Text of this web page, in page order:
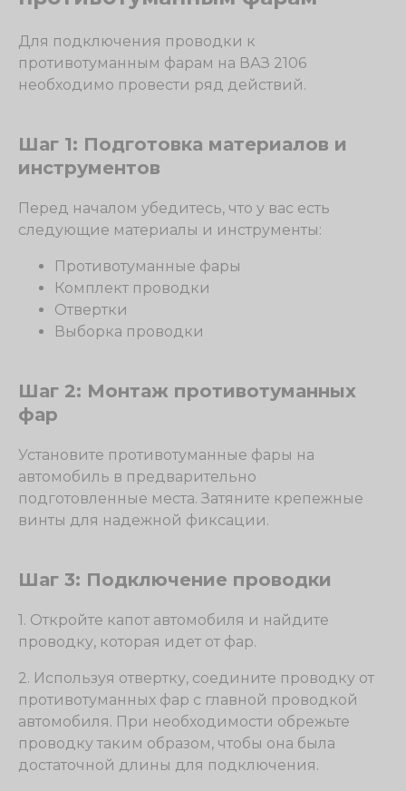
Для подключения проводки к
противотуманным фарам на ВАЗ 2106
необходимо провести ряд действий.
Шаг 1: Подготовка материалов и
инструментов
Перед началом убедитесь, что у вас есть
следующие материалы и инструменты:
Противотуманные фары
Комплект проводки
Отвертки
Выборка проводки
Шаг 2: Монтаж противотуманных
фар
Установите противотуманные фары на
автомобиль в предварительно
подготовленные места. Затяните крепежные
винты для надежной фиксации.
Шаг 3: Подключение проводки
1. Откройте капот автомобиля и найдите
проводку, которая идет от фар.
2. Используя отвертку, соедините проводку от
противотуманных фар с главной проводкой
автомобиля. При необходимости обрежьте
проводку таким образом, чтобы она была
достаточной длины для подключения.